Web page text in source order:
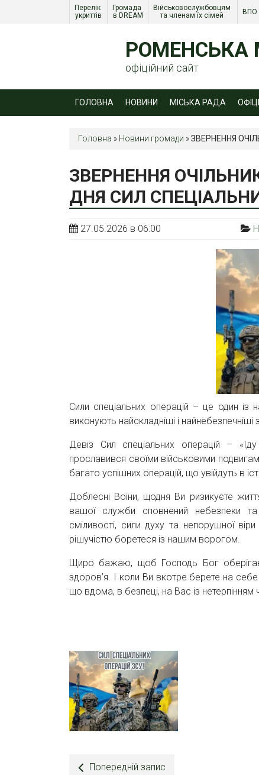
Перелік
укриттів
Громада
в DREAM
Військовослужбовцям
та членам їх сімей
ВПО
РОМЕНСЬКА
офіційний сайт
ГОЛОВНА НОВИНИ МІСЬКА РАДА
Головна » Новини громади »ЗВЕРНЕННЯ
ЗВЕРНЕННЯ
ДНЯ СИЛ
27.05.2026 в 06:00
Сили спеціальних операцій – це один із
виконують найскладніші і найнебезпечніші
Девіз Сил спеціальних операцій –
прославився своїми військовими
багато успішних операцій, що увійдуть в
Доблесні Воїни, щодня Ви ризикуєте
вашої служби сповнений небезпеки
сміливості, сили духу та непорушної
рішучістю боретеся із нашим ворогом.
Щиро бажаю, щоб Господь Бог
здоров’я. І коли Ви вкотре берете на
що вдома, в безпеці, на Вас із нетерпінням
Попередній запис